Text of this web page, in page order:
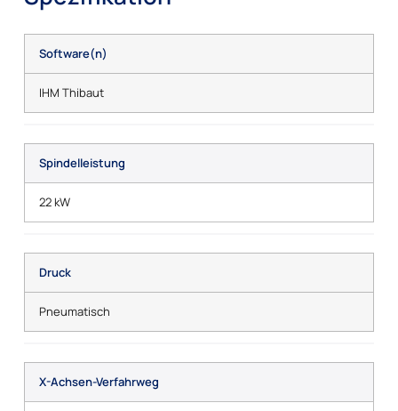
Software(n)
IHM Thibaut
Spindelleistung
22 kW
Druck
Pneumatisch
X-Achsen-Verfahrweg